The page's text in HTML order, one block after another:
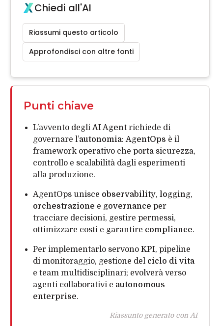
Chiedi all'AI
Riassumi questo articolo
Approfondisci con altre fonti
Punti chiave
L’avvento degliAI Agent richiede di
governare l’autonomia:AgentOps è il
framework operativo che porta sicurezza,
controllo e scalabilità dagli esperimenti
alla produzione.
AgentOps unisce observability,logging,
orchestrazione e governance per
tracciare decisioni, gestire permessi,
ottimizzare costi e garantire compliance.
Per implementarlo servonoKPI, pipeline
di monitoraggio, gestione del ciclo di vita
e team multidisciplinari; evolverà verso
agenti collaborativi e autonomous
enterprise.
Riassunto generato con AI